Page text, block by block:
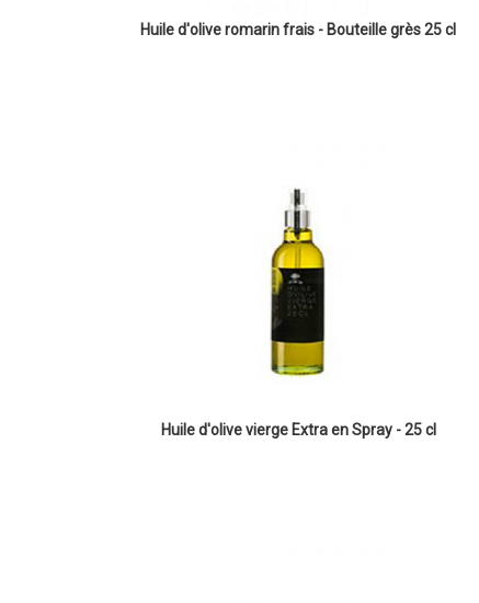
Huile d'olive romarin frais - Bouteille grès 25 cl
Huile d'olive vierge Extra en Spray - 25 cl